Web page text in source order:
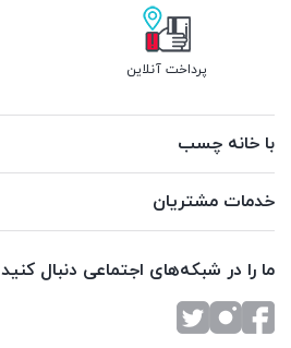
پرداخت آنلاین
با خانه چسب
خدمات مشتریان
ما را در شبکه‌های اجتماعی دنبال کنید